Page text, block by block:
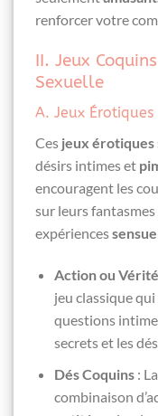
renforcer votre
II. Jeux
Sexuelle
A. Jeux
Ces jeux érotiques
désirs intimes et
encouragent les
sur leurs
expériences
Action ou
jeu classique
questions
secrets et les
Dés Coquins:
combinaison